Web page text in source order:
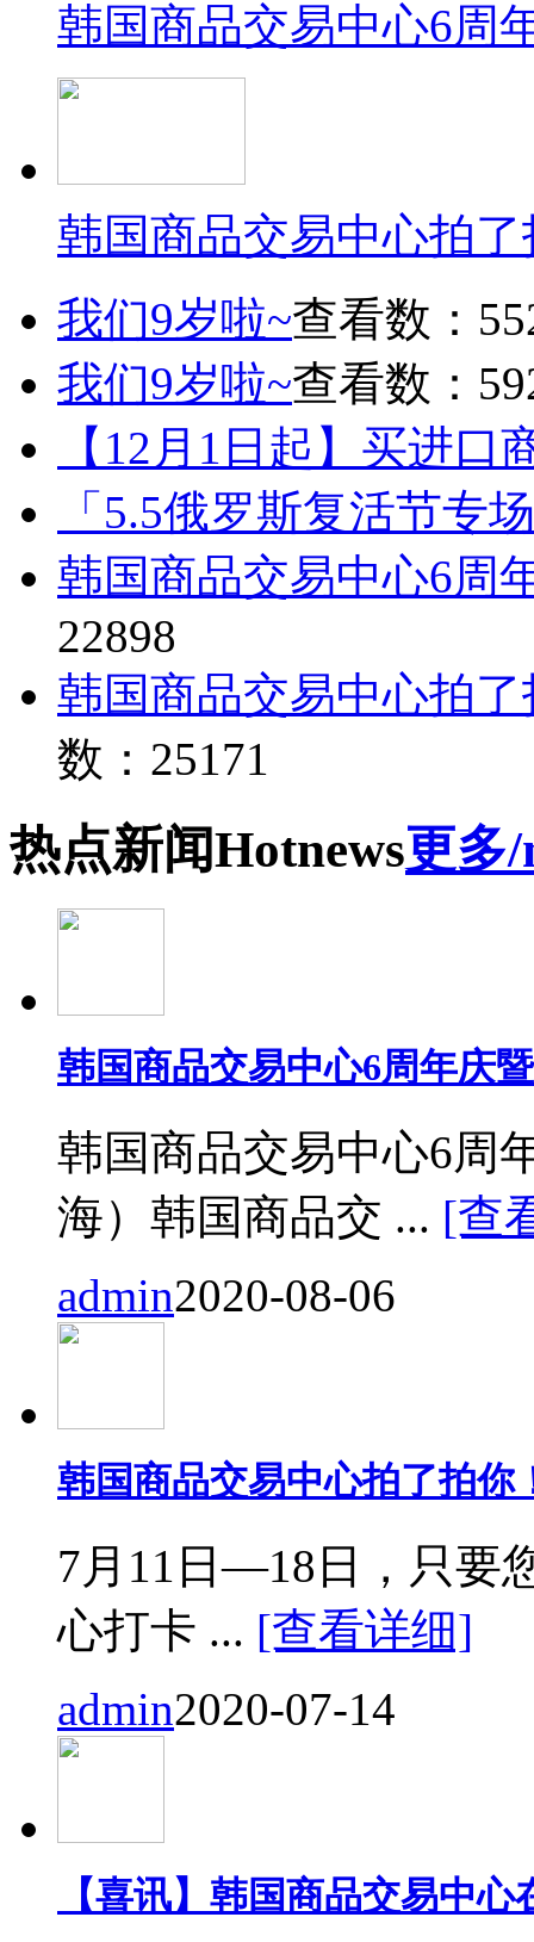
韩国商品交易中心6周
韩国商品交易中心拍
我们9岁啦~查看数：
我们9岁啦~查看数：
【12月1日起】买进口
「5.5俄罗斯复活节专
韩国商品交易中心6周
22898
韩国商品交易中心拍
数：25171
热点新闻Hotnews更多
韩国商品交易中心6周年庆
韩国商品交易中心6周
海）韩国商品交 ... [查
admin2020-08-06
韩国商品交易中心拍了拍你
7月11日—18日，只要
心打卡 ... [查看详细]
admin2020-07-14
【喜讯】韩国商品交易中